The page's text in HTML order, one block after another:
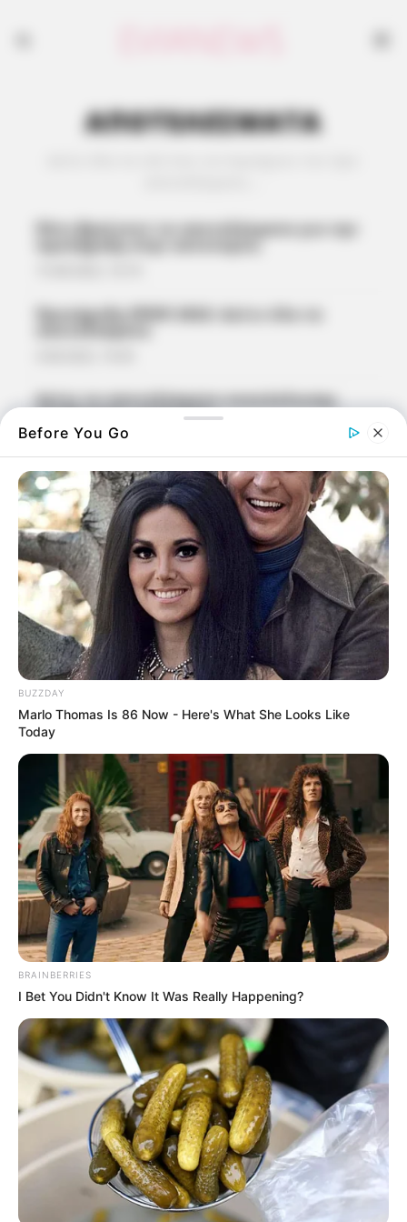
ΑΠΟΤΕΛΕΣΜΑΤΑ
Πότε βγαίνουν τα αποτελέσματα για την
Προκήρυξη ΕΠΟΠ 2022: Δείτε όλα τα
Δείτε τα αποτελέσματα ανακύκλωσης
επιδότησης συσκευών
24.07.2022, 01:20
1 ΕΑ 2022: Βγήκαν και άλλα
αποτελέσματα
22.07.2022, 13:56
Προκήρυξη 1ΕΑ 2022: Βγήκαν τα
αποτελέσματα
21.07.2022, 14:33
ΕΠΟΠ 2022: Ανακοινώθηκαν τα
αποτελέσματα
20.07.2022, 10:42
Τα νέα είναι καλά για τη Χαλκίδα- Δείτε
γιατί…
20.07.2022, 00:25
Πληθυσμός Ελλάδας 2021: Ποια είναι τα
αποτελέσματα της απογραφής;
19.07.2022, 17:18
2 3
Before You Go
BUZZDAY
Marlo Thomas Is 86 Now - Here's What She Looks Like
Today
BRAINBERRIES
I Bet You Didn't Know It Was Really Happening?